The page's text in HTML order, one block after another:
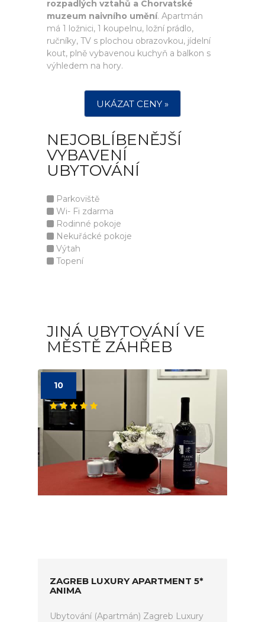
rozpadlých vztahů a Chorvatské
muzeum naivního umění. Apartmán
má 1 ložnici, 1 koupelnu, ložní prádlo,
ručníky, TV s plochou obrazovkou, jídelní
kout, plně vybavenou kuchyň a balkon s
výhledem na hory.
UKÁZAT CENY »
NEJOBLÍBENĚJŠÍ
VYBAVENÍ
UBYTOVÁNÍ
Parkoviště
Wi- Fi zdarma
Rodinné pokoje
Nekuřácké pokoje
Výtah
Topení
JINÁ UBYTOVÁNÍ VE
MĚSTĚ ZÁHŘEB
10
ZAGREB LUXURY APARTMENT 5*
ANIMA
Ubytování (Apartmán) Zagreb Luxury